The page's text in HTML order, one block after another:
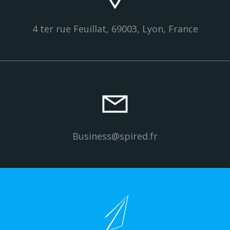
4 ter rue Feuillat, 69003, Lyon, France
Business@spired.fr